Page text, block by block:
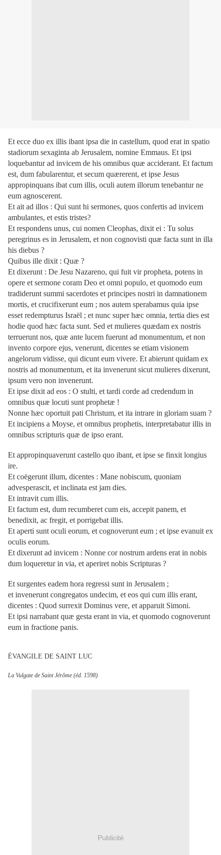
Et ecce duo ex illis ibant ipsa die in castellum, quod erat in spatio
stadiorum sexaginta ab Jerusalem, nomine Emmaus. Et ipsi
loquebantur ad invicem de his omnibus quæ acciderant. Et factum
est, dum fabularentur, et secum quærerent, et ipse Jesus
appropinquans ibat cum illis, oculi autem illorum tenebantur ne
eum agnoscerent.
Et ait ad illos : Qui sunt hi sermones, quos confertis ad invicem
ambulantes, et estis tristes?
Et respondens unus, cui nomen Cleophas, dixit ei : Tu solus
peregrinus es in Jerusalem, et non cognovisti quæ facta sunt in illa
his diebus ?
Quibus ille dixit : Quæ ?
Et dixerunt : De Jesu Nazareno, qui fuit vir propheta, potens in
opere et sermone coram Deo et omni populo, et quomodo eum
tradiderunt summi sacerdotes et principes nostri in damnationem
mortis, et crucifixerunt eum ; nos autem sperabamus quia ipse
esset redempturus Israël ; et nunc super hæc omnia, tertia dies est
hodie quod hæc facta sunt. Sed et mulieres quædam ex nostris
terruerunt nos, quæ ante lucem fuerunt ad monumentum, et non
invento corpore ejus, venerunt, dicentes se etiam visionem
angelorum vidisse, qui dicunt eum vivere. Et abierunt quidam ex
nostris ad monumentum, et ita invenerunt sicut mulieres dixerunt,
ipsum vero non invenerunt.
Et ipse dixit ad eos : O stulti, et tardi corde ad credendum in
omnibus quæ locuti sunt prophetæ !
Nonne hæc oportuit pati Christum, et ita intrare in gloriam suam ?
Et incipiens a Moyse, et omnibus prophetis, interpretabatur illis in
omnibus scripturis quæ de ipso erant.
Et appropinquaverunt castello quo ibant, et ipse se finxit longius
ire.
Et coëgerunt illum, dicentes : Mane nobiscum, quoniam
advesperascit, et inclinata est jam dies.
Et intravit cum illis.
Et factum est, dum recumberet cum eis, accepit panem, et
benedixit, ac fregit, et porrigebat illis.
Et aperti sunt oculi eorum, et cognoverunt eum ; et ipse evanuit ex
oculis eorum.
Et dixerunt ad invicem : Nonne cor nostrum ardens erat in nobis
dum loqueretur in via, et aperiret nobis Scripturas ?
Et surgentes eadem hora regressi sunt in Jerusalem ;
et invenerunt congregatos undecim, et eos qui cum illis erant,
dicentes : Quod surrexit Dominus vere, et apparuit Simoni.
Et ipsi narrabant quæ gesta erant in via, et quomodo cognoverunt
eum in fractione panis.
ÉVANGILE DE SAINT LUC
La Vulgate de Saint Jérôme (éd. 1598)
Publicité